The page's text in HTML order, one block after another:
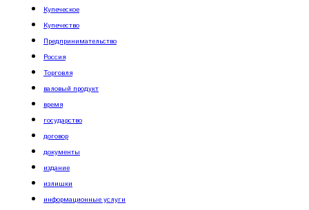
Купеческое
Купечество
Предпринимательство
Россия
Торговля
валовый продукт
время
государство
договор
документы
издание
излишки
информационные услуги